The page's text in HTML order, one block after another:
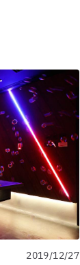
2019/12/27